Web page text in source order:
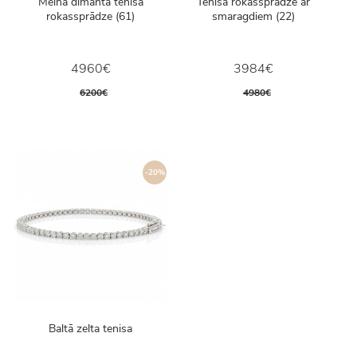
rokassprādze (61)
4960€
6200€
smaragdiem (22)
3984€
4980€
-20%
Baltā zelta tenisa